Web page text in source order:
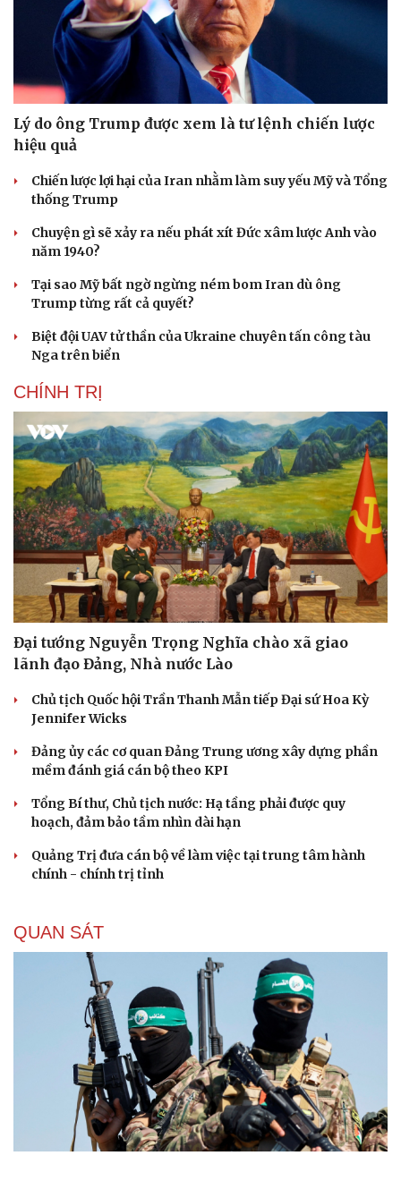
Lý do ông Trump được xem là tư lệnh chiến lược
hiệu quả
Chiến lược lợi hại của Iran nhằm làm suy yếu Mỹ và Tổng
thống Trump
Chuyện gì sẽ xảy ra nếu phát xít Đức xâm lược Anh vào
năm 1940?
Tại sao Mỹ bất ngờ ngừng ném bom Iran dù ông
Trump từng rất cả quyết?
Biệt đội UAV tử thần của Ukraine chuyên tấn công tàu
Nga trên biển
CHÍNH TRỊ
Đại tướng Nguyễn Trọng Nghĩa chào xã giao
lãnh đạo Đảng, Nhà nước Lào
Chủ tịch Quốc hội Trần Thanh Mẫn tiếp Đại sứ Hoa Kỳ
Jennifer Wicks
Đảng ủy các cơ quan Đảng Trung ương xây dựng phần
mềm đánh giá cán bộ theo KPI
Tổng Bí thư, Chủ tịch nước: Hạ tầng phải được quy
hoạch, đảm bảo tầm nhìn dài hạn
Quảng Trị đưa cán bộ về làm việc tại trung tâm hành
chính - chính trị tỉnh
QUAN SÁT